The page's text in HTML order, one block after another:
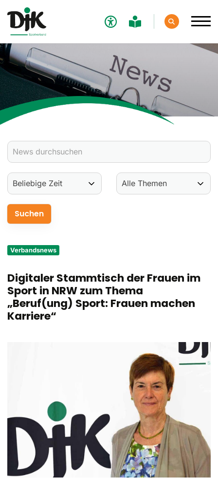
Verbandsnews
Digitaler Stammtisch der Frauen im
Sport in NRW zum Thema
„Beruf(ung) Sport: Frauen machen
Karriere“
Verband
Aktuelles
Verbands-News
Termine
Verantwortung
Aus- und Fortbildungen
Kontakt
Bundessportfest '26